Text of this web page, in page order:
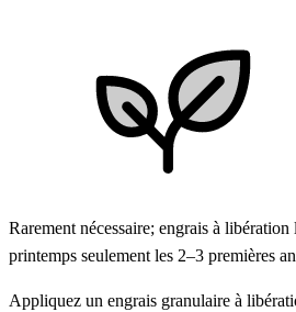
Rarement nécessaire; engrais à
printemps seulement les 2–3 premières
Appliquez un engrais granulaire à